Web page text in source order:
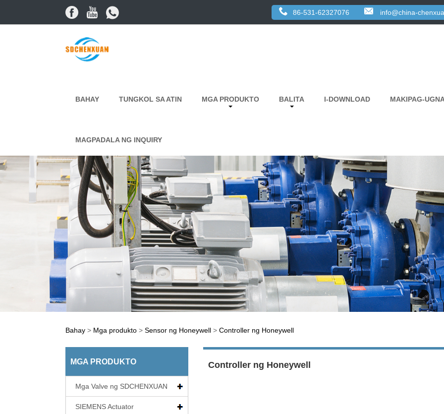
86-531-62327076 info@china-
BAHAY TUNGKOL SA ATIN MGA PRODUKTO BALITA I-DOWNLOAD MAKIPAG-
MAGPADALA NG INQUIRY
Bahay > Mga produkto > Sensor ng Honeywell > Controller ng Honeywell
MGA PRODUKTO
Mga Valve ng SDCHENXUAN
SIEMENS Actuator
Controller ng Honeywell